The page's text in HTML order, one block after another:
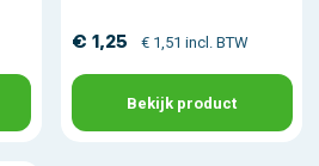
€ 1,25 € 1,51 incl. BTW
Bekijk product